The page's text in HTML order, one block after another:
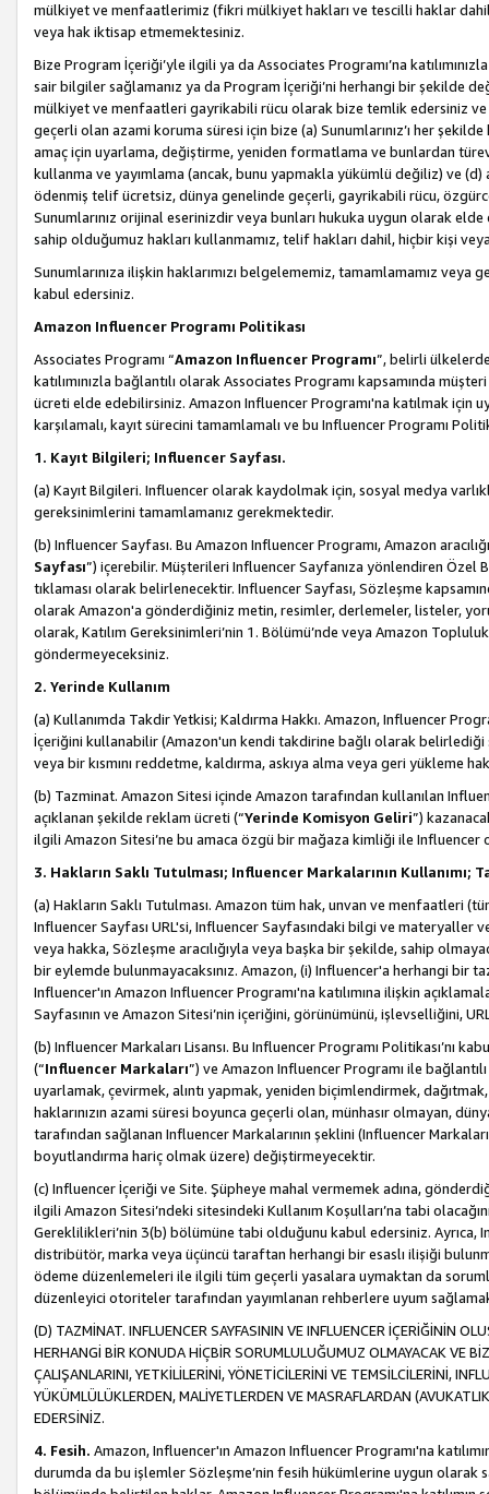
mülkiyet ve menfaatlerimiz (fikri mülkiyet hakları ve tescilli haklar
veya hak iktisap etmemektesiniz.
Bize Program İçeriği’yle ilgili ya da Associates Programı’na
sair bilgiler sağlamanız ya da Program İçeriği’ni herhangi bir şekilde
mülkiyet ve menfaatleri gayrikabili rücu olarak bize temlik edersiniz ve
geçerli olan azami koruma süresi için bize (a) Sunumlarınız’ı her
amaç için uyarlama, değiştirme, yeniden formatlama ve bunlardan türev
kullanma ve yayımlama (ancak, bunu yapmakla yükümlü değiliz) ve
ödenmiş telif ücretsiz, dünya genelinde geçerli, gayrikabili rücu,
Sunumlarınız orijinal eserinizdir veya bunları hukuka uygun olarak
sahip olduğumuz hakları kullanmamız, telif hakları dahil, hiçbir kişi
Sunumlarınıza ilişkin haklarımızı belgelememiz, tamamlamamız
kabul edersiniz.
Amazon Influencer Programı Politikası
Associates Programı “Amazon Influencer Programı”, belirli
katılımınızla bağlantılı olarak Associates Programı kapsamında
ücreti elde edebilirsiniz. Amazon Influencer Programı'na katılmak için
karşılamalı, kayıt sürecini tamamlamalı ve bu Influencer Programı
1. Kayıt Bilgileri; Influencer Sayfası.
(a) Kayıt Bilgileri. Influencer olarak kaydolmak için, sosyal medya
gereksinimlerini tamamlamanız gerekmektedir.
(b) Influencer Sayfası. Bu Amazon Influencer Programı, Amazon
Sayfası”) içerebilir. Müşterileri Influencer Sayfanıza yönlendiren Özel
tıklaması olarak belirlenecektir. Influencer Sayfası, Sözleşme
olarak Amazon'a gönderdiğiniz metin, resimler, derlemeler, listeler,
olarak, Katılım Gereksinimleri’nin 1. Bölümü’nde veya Amazon
göndermeyeceksiniz.
2. Yerinde Kullanım
(a) Kullanımda Takdir Yetkisi; Kaldırma Hakkı. Amazon, Influencer
İçeriğini kullanabilir (Amazon'un kendi takdirine bağlı olarak belirlediği
veya bir kısmını reddetme, kaldırma, askıya alma veya geri yükleme
(b) Tazminat. Amazon Sitesi içinde Amazon tarafından kullanılan
açıklanan şekilde reklam ücreti (“Yerinde Komisyon Geliri”)
ilgili Amazon Sitesi’ne bu amaca özgü bir mağaza kimliği ile Influencer
3. Hakların Saklı Tutulması; Influencer Markalarının Kullanımı;
(a) Hakların Saklı Tutulması. Amazon tüm hak, unvan ve menfaatleri
Influencer Sayfası URL'si, Influencer Sayfasındaki bilgi ve materyaller
veya hakka, Sözleşme aracılığıyla veya başka bir şekilde, sahip
bir eylemde bulunmayacaksınız. Amazon, (i) Influencer'a herhangi bir
Influencer'ın Amazon Influencer Programı'na katılımına ilişkin
Sayfasının ve Amazon Sitesi’nin içeriğini, görünümünü, işlevselliğini,
(b) Influencer Markaları Lisansı. Bu Influencer Programı Politikası’nı
(“Influencer Markaları”) ve Amazon Influencer Programı ile
uyarlamak, çevirmek, alıntı yapmak, yeniden biçimlendirmek,
haklarınızın azami süresi boyunca geçerli olan, münhasır olmayan,
tarafından sağlanan Influencer Markalarının şeklini (Influencer
boyutlandırma hariç olmak üzere) değiştirmeyecektir.
(c) Influencer İçeriği ve Site. Şüpheye mahal vermemek adına,
ilgili Amazon Sitesi’ndeki sitesindeki Kullanım Koşulları’na tabi
Gereklilikleri’nin 3(b) bölümüne tabi olduğunu kabul edersiniz. Ayrıca,
distribütör, marka veya üçüncü taraftan herhangi bir esaslı ilişiği
ödeme düzenlemeleri ile ilgili tüm geçerli yasalara uymaktan da
düzenleyici otoriteler tarafından yayımlanan rehberlere uyum
(D) TAZMİNAT. INFLUENCER SAYFASININ VE INFLUENCER İÇERİĞİNİN
HERHANGİ BİR KONUDA HİÇBİR SORUMLULUĞUMUZ OLMAYACAK VE
ÇALIŞANLARINI, YETKİLİLERİNİ, YÖNETİCİLERİNİ VE TEMSİLCİLERİNİ,
YÜKÜMLÜLÜKLERDEN, MALİYETLERDEN VE MASRAFLARDAN
EDERSİNİZ.
4. Fesih. Amazon, Influencer'ın Amazon Influencer Programı'na
durumda da bu işlemler Sözleşme’nin fesih hükümlerine uygun olarak